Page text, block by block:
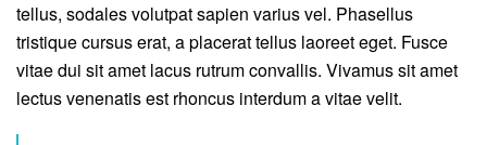
tellus, sodales volutpat sapien varius vel. Phasellus
tristique cursus erat, a placerat tellus laoreet eget. Fusce
vitae dui sit amet lacus rutrum convallis. Vivamus sit amet
lectus venenatis est rhoncus interdum a vitae velit.